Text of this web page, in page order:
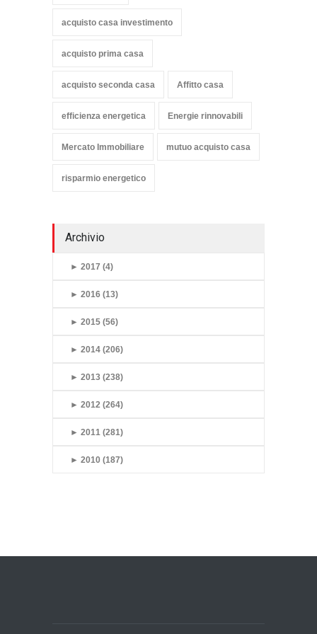
acquisto casa investimento
acquisto prima casa
acquisto seconda casa Affitto casa
efficienza energetica Energie rinnovabili
Mercato Immobiliare mutuo acquisto casa
risparmio energetico
Archivio
► 2017 (4)
► 2016 (13)
► 2015 (56)
► 2014 (206)
► 2013 (238)
► 2012 (264)
► 2011 (281)
► 2010 (187)